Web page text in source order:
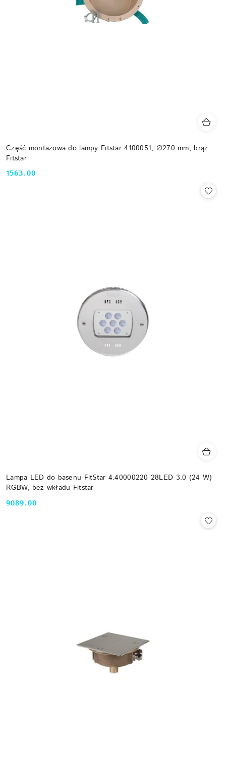
Część montażowa do lampy Fitstar 4100051, ∅270 mm, brąz
Fitstar
Cena:
1563.00
Lampa LED do basenu FitStar 4.40000220 28LED 3.0 (24 W)
RGBW, bez wkładu Fitstar
Cena:
9089.00